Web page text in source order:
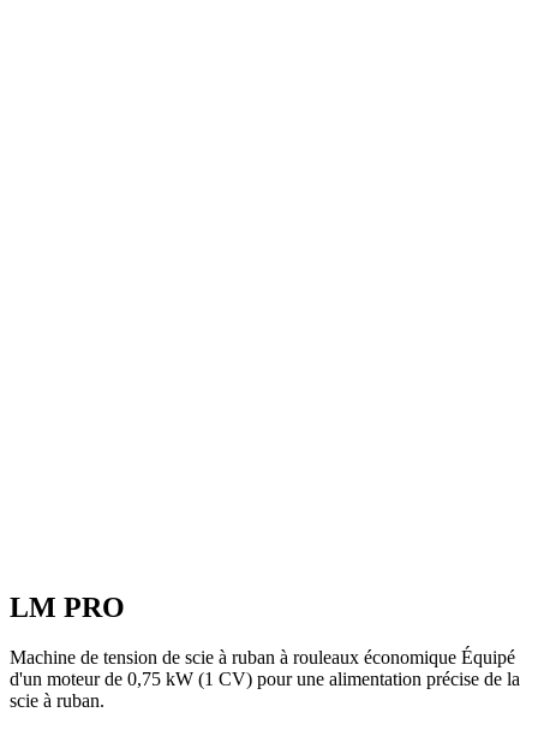
LM PRO
Machine de tension de scie à ruban à rouleaux économique Équipé
d'un moteur de 0,75 kW (1 CV) pour une alimentation précise de la
scie à ruban.